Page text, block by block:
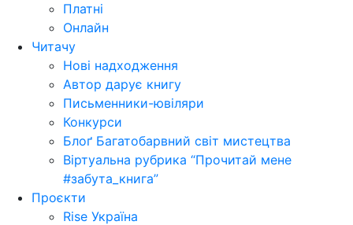
Платні
Онлайн
Читачу
Нові надходження
Автор дарує книгу
Письменники-ювіляри
Конкурси
Блоґ Багатобарвний світ мистецтва
Віртуальна рубрика “Прочитай мене
#забута_книга”
Проєкти
Rise Україна